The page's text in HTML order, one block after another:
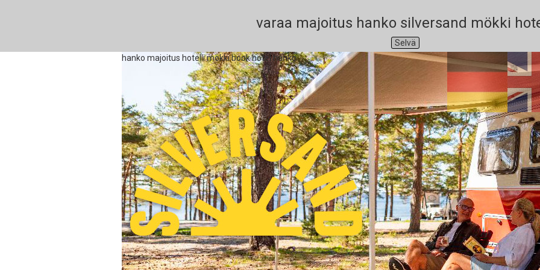
varaa majoitus hanko silversand mökki
Selvä
hanko majoitus hotelli mökki book hotel hanko